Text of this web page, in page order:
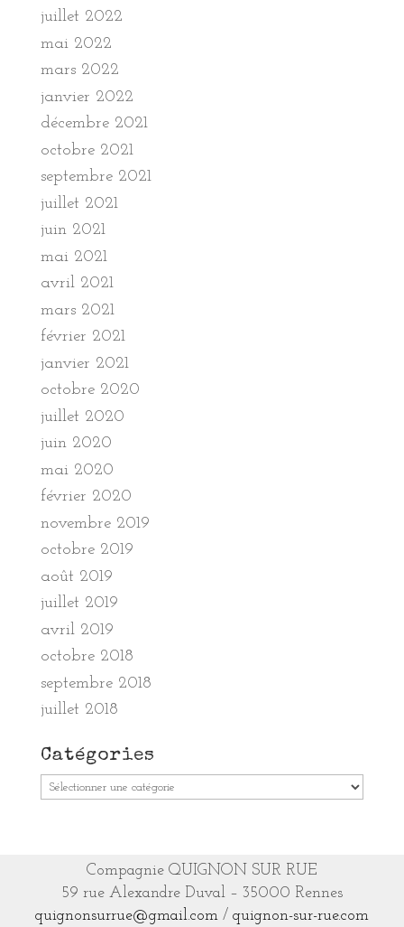
juillet 2022
mai 2022
mars 2022
janvier 2022
décembre 2021
octobre 2021
septembre 2021
juillet 2021
juin 2021
mai 2021
avril 2021
mars 2021
février 2021
janvier 2021
octobre 2020
juillet 2020
juin 2020
mai 2020
février 2020
novembre 2019
octobre 2019
août 2019
juillet 2019
avril 2019
octobre 2018
septembre 2018
juillet 2018
Catégories
Catégories
Compagnie QUIGNON SUR RUE
59 rue Alexandre Duval – 35000 Rennes
quignonsurrue@gmail.com / quignon-sur-rue.com